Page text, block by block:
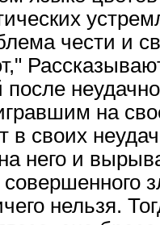
чести и
после
на
в своих
него и
совершенного
нельзя.